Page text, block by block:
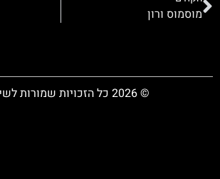
מוסמוס ורון
© 2026 כל הזכויות שמורות לשי אלוני